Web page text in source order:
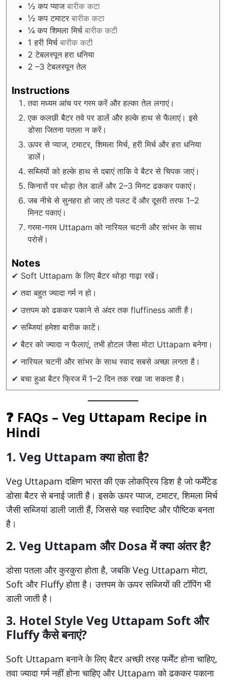
½ कप प्याज बारीक कटा
½ कप टमाटर बारीक कटा
¼ कप शिमला मिर्च बारीक कटी
1 हरी मिर्च बारीक कटी
2 टेबलस्पून हरा धनिया
2 –3 टेबलस्पून तेल
Instructions
तवा मध्यम आंच पर गरम करें और हल्का तेल लगाएं।
एक कलछी बैटर तवे पर डालें और हल्के हाथ से फैलाएं। इसे
डोसा जितना पतला न करें।
ऊपर से प्याज, टमाटर, शिमला मिर्च, हरी मिर्च और हरा धनिया
डालें।
सब्जियों को हल्के हाथ से दबाएं ताकि वे बैटर से चिपक जाएं।
किनारों पर थोड़ा तेल डालें और 2–3 मिनट ढककर पकाएं।
जब नीचे से सुनहरा हो जाए तो पलट दें और दूसरी तरफ 1–2
मिनट पकाएं।
गरमा-गरम Uttapam को नारियल चटनी और सांभर के साथ
परोसें।
Notes
✔ Soft Uttapam के लिए बैटर थोड़ा गाढ़ा रखें।
✔ तवा बहुत ज्यादा गर्म न हो।
✔ उत्तपम को ढककर पकाने से अंदर तक fluffiness आती है।
✔ सब्जियां हमेशा बारीक काटें।
✔ बैटर को ज्यादा न फैलाएं, तभी होटल जैसा मोटा Uttapam बनेगा।
✔ नारियल चटनी और सांभर के साथ स्वाद सबसे अच्छा लगता है।
✔ बचा हुआ बैटर फ्रिज में 1–2 दिन तक रखा जा सकता है।
❓ FAQs – Veg Uttapam Recipe in
Hindi
1. Veg Uttapam क्या होता है?
Veg Uttapam दक्षिण भारत की एक लोकप्रिय डिश है जो फर्मेंटेड
डोसा बैटर से बनाई जाती है। इसके ऊपर प्याज, टमाटर, शिमला मिर्च
जैसी सब्जियां डाली जाती हैं, जिससे यह स्वादिष्ट और पौष्टिक बनता
है।
2. Veg Uttapam और Dosa में क्या अंतर है?
डोसा पतला और कुरकुरा होता है, जबकि Veg Uttapam मोटा,
Soft और Fluffy होता है। उत्तपम के ऊपर सब्जियों की टॉपिंग भी
डाली जाती है।
3. Hotel Style Veg Uttapam Soft और
Fluffy कैसे बनाएं?
Soft Uttapam बनाने के लिए बैटर अच्छी तरह फर्मेंट होना चाहिए,
तवा ज्यादा गर्म नहीं होना चाहिए और Uttapam को ढककर पकाना